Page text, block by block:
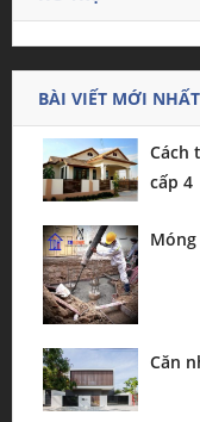
BÀI VIẾT MỚI NHẤT
Cách
cấp 4
Móng
Căn